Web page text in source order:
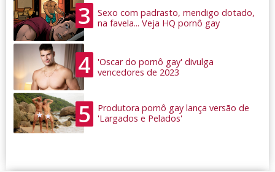
3
Sexo com padrasto, mendigo dotado,
na favela... Veja HQ pornô gay
4
'Oscar do pornô gay' divulga
vencedores de 2023
5
Produtora pornô gay lança versão de
'Largados e Pelados'